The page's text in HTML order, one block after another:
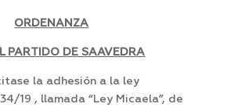
ORDENANZA
PARTIDO DE SAAVEDRA
la adhesión a la ley
19 , llamada “Ley Micaela”, de